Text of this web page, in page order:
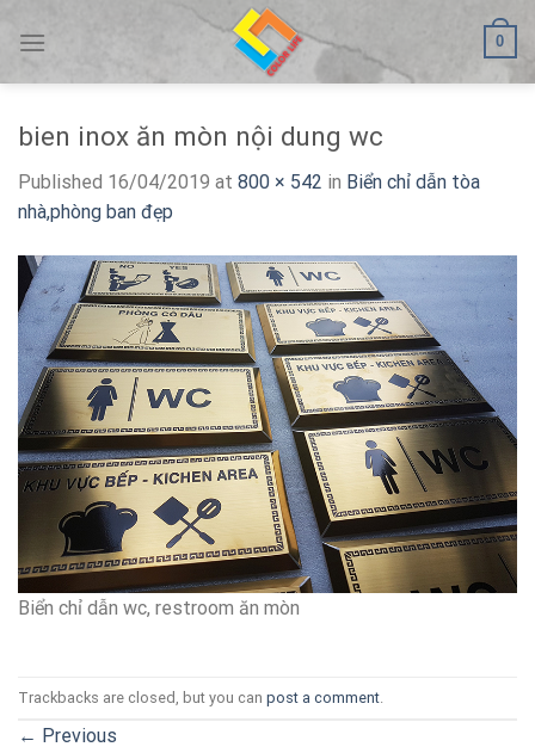
0
bien inox ăn mòn nội dung wc
Published 16/04/2019 at 800 × 542 in Biển chỉ dẫn tòa
nhà,phòng ban đẹp
Biển chỉ dẫn wc, restroom ăn mòn
Trackbacks are closed, but you can post a comment
← Previous